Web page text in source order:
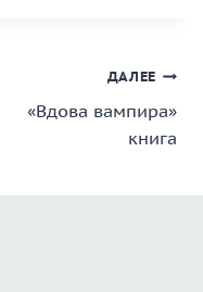
ДАЛЕЕ
«Вдова вампира»
книга